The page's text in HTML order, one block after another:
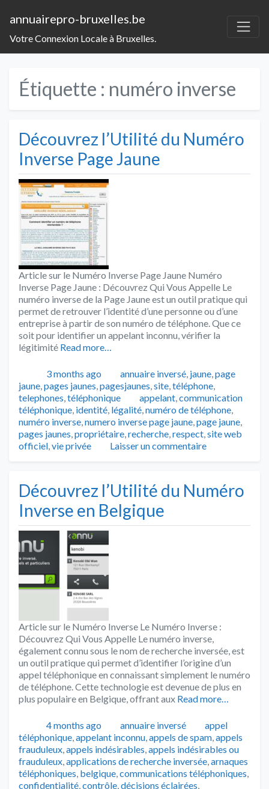
annuairepro-bruxelles.be
Votre Connexion Locale à Bruxelles.
Étiquette : numéro inverse
Découvrez l’Utilité du Numéro
Inverse Page Jaune
Article sur le Numéro Inverse Page Jaune Numéro
Inverse Page Jaune : Découvrez Qui Vous Appelle Le
numéro inverse de la Page Jaune est un outil pratique qui
permet de retrouver l’identité d’une personne ou d’une
entreprise à partir de son numéro de téléphone. Que ce
soit pour identifier un appelant inconnu, vérifier la
légitimité Read more…
Publié3 months ago Catégories
annuaire inversé, jaune,page
jaune,pages jaunes,pagesjaunes,site,téléphone,
telephones,téléphonique Tags
appelant,communication
téléphonique, identité, légalité,numéro de téléphone,
numéro inverse,numero inverse page jaune,page jaune,
pages jaunes,propriétaire,recherche,respect,site web
officiel,vie privée Laisser un commentaire
Découvrez l’Utilité du Numéro
Inverse en Belgique
Article sur le Numéro Inverse Le Numéro Inverse :
Découvrez Qui Vous Appelle Le numéro inverse,
également connu sous le nom de recherche inversée, est
un outil pratique qui permet d’identifier l’origine d’un
appel téléphonique en connaissant simplement le numéro
de téléphone. Cette technologie est devenue de plus en
plus populaire en Belgique, offrant aux Read more…
Publié
4 months ago Catégories
annuaire inversé Tags
appel
téléphonique,appelant inconnu,appels de spam,appels
frauduleux,appels indésirables,appels indésirables ou
frauduleux,applications de recherche inversée,arnaques
téléphoniques, belgique,communications téléphoniques,
confidentialité,contrôle,décisions éclairées,